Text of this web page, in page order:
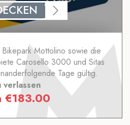
Mottolino sowie die
Carosello 3000 und Sitas
Tage gültig.
verlassen
€183.00